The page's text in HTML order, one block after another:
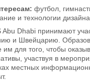
футбол,
и технологии
Abu Dhabi принимают
и Швейцарию.
им для того, чтобы
участвуя в
местных